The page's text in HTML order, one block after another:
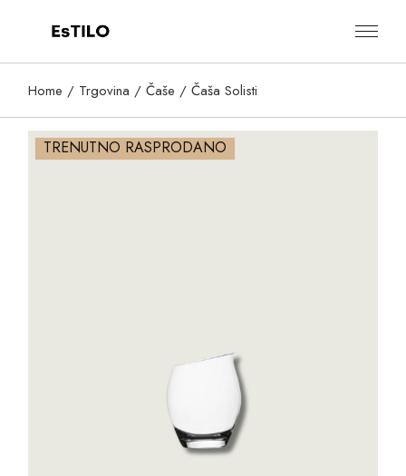
Home Trgovina Čaše Čaša Solisti
TRENUTNO RASPRODANO